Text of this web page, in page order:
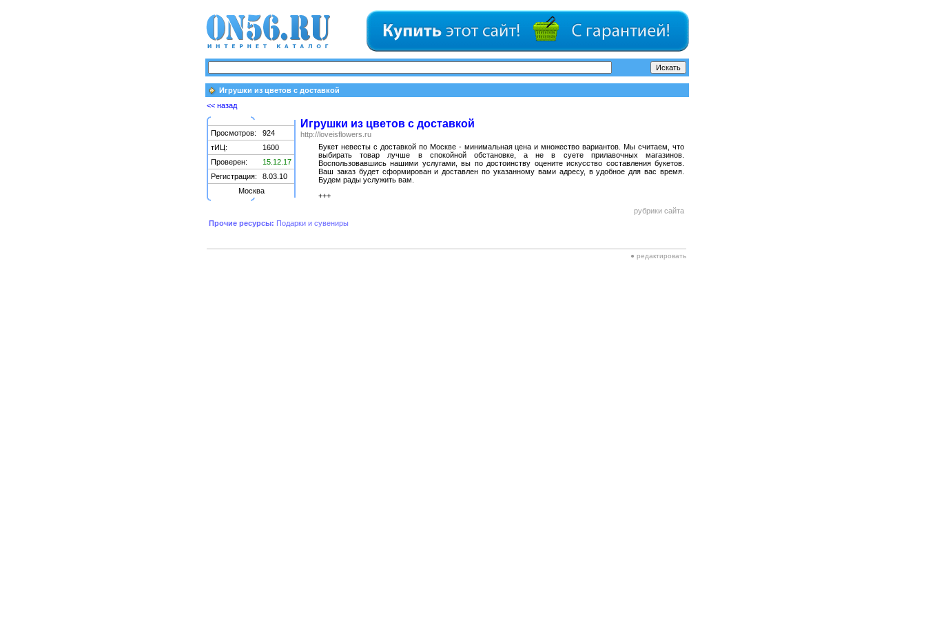
Игрушки из цветов с доставкой
<< назад
Просмотров:
924
тИЦ:
1600
Проверен:
15.12.17
Регистрация:
8.03.10
Москва
Игрушки из цветов с доставкой
http://loveisflowers.ru
Букет невесты с доставкой по Москве - минимальная цена и множество вариантов. Мы считаем, что
выбирать товар лучше в спокойной обстановке, а не в суете прилавочных магазинов.
Воспользовавшись нашими услугами, вы по достоинству оцените искусство составления букетов.
Ваш заказ будет сформирован и доставлен по указанному вами адресу, в удобное для вас время.
Будем рады услужить вам.
+++
рубрики сайта
Прочие ресурсы: Подарки и сувениры
● редактировать